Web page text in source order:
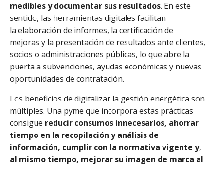
medibles y documentar sus resultados. En este
sentido, las herramientas digitales facilitan
la elaboración de informes, la certificación de
mejoras y la presentación de resultados ante clientes,
socios o administraciones públicas, lo que abre la
puerta a subvenciones, ayudas económicas y nuevas
oportunidades de contratación.
Los beneficios de digitalizar la gestión energética son
múltiples. Una pyme que incorpora estas prácticas
consigue reducir consumos innecesarios, ahorrar
tiempo en la recopilación y análisis de
información, cumplir con la normativa vigente y,
al mismo tiempo, mejorar su imagen de marca al